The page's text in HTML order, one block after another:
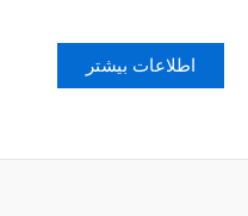
اطلاعات بیشتر